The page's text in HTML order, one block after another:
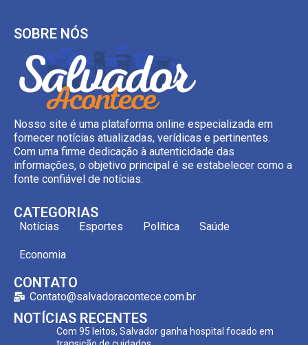
SOBRE NÓS
Nosso site é uma plataforma online especializada em
fornecer notícias atualizadas, verídicas e pertinentes.
Com uma firme dedicação à autenticidade das
informações, o objetivo principal é se estabelecer como a
fonte confiável de notícias.
CATEGORIAS
Notícias Esportes Política Saúde
Economia
CONTATO
Contato@salvadoracontece.com.br
NOTÍCIAS RECENTES
Com 95 leitos, Salvador ganha hospital focado em